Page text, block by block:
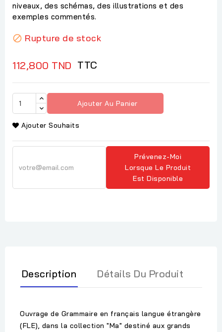
niveaux, des schémas, des illustrations et des
exemples commentés.
 Rupture de stock
112,800 TND TTC
Ajouter Au Panier
Ajouter Souhaits
Prévenez-Moi
Lorsque Le Produit
Est Disponible
Description Détails Du Produit
Ouvrage de Grammaire en français langue étrangère
(FLE), dans la collection "Ma" destiné aux grands